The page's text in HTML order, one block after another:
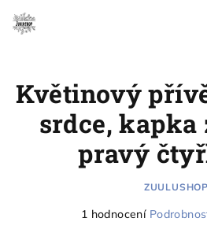
obsah
Květinový
srdce, kapka
pravý
ZUULUSHOP
Průměrné
1 hodnocení